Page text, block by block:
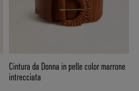
Cintura da Donna in pelle color marrone
intrecciata